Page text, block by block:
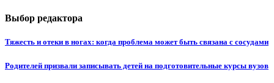
Выбор редактора
Тяжесть и отеки в ногах: когда проблема может быть связана с сосудами
Родителей призвали записывать детей на подготовительные курсы вузов